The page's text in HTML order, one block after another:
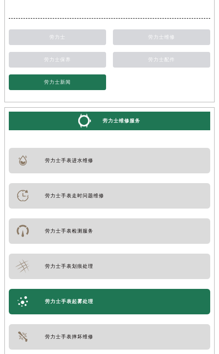
劳力士 劳力士维修
劳力士保养 劳力士配件
劳力士新闻
劳力士维修服务
劳力士手表进水维修
劳力士手表走时问题维修
劳力士手表检测服务
劳力士手表划痕处理
劳力士手表起雾处理
劳力士手表摔坏维修